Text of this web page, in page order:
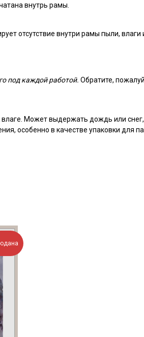
внутрь рамы.
отсутствие внутри рамы пыли, влаги
под каждой работой. Обратите,
Может выдержать дождь или
особенно в качестве упаковки для